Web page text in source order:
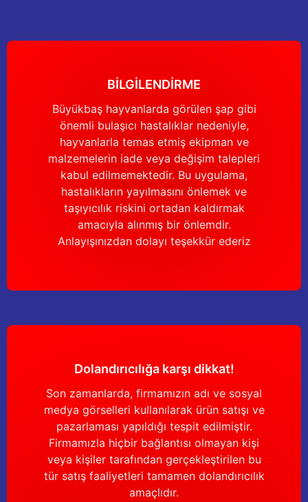
Bu ürüne benzer farklı alternatifler olmalı.
Gönder
BİLGİLENDİRME
Büyükbaş hayvanlarda görülen şap gibi
önemli bulaşıcı hastalıklar nedeniyle,
hayvanlarla temas etmiş ekipman ve
malzemelerin iade veya değişim talepleri
kabul edilmemektedir. Bu uygulama,
hastalıkların yayılmasını önlemek ve
taşıyıcılık riskini ortadan kaldırmak
amacıyla alınmış bir önlemdir.
Anlayışınızdan dolayı teşekkür ederiz
Dolandırıcılığa karşı dikkat!
Son zamanlarda, firmamızın adı ve sosyal
medya görselleri kullanılarak ürün satışı ve
pazarlaması yapıldığı tespit edilmiştir.
Firmamızla hiçbir bağlantısı olmayan kişi
veya kişiler tarafından gerçekleştirilen bu
tür satış faaliyetleri tamamen dolandırıcılık
amaçlıdır.